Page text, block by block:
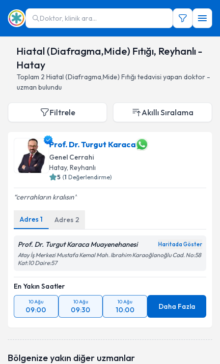
Doktor, klinik ara...
Hiatal (Diafragma,Mide) Fıtığı, Reyhanlı -
Hatay
Toplam 2 Hiatal (Diafragma,Mide) Fıtığı tedavisi yapan doktor -
uzman bulundu
Filtrele Akıllı Sıralama
Prof. Dr. Turgut Karaca
Genel Cerrahi
Hatay, Reyhanlı
5 (1 Değerlendirme)
cerrahların kralısın
Adres 1 Adres 2
Prof. Dr. Turgut Karaca Muayenehanesi Haritada Göster
Atay İş Merkezi Mustafa Kemal Mah. Ibrahim Karaoğlanoğlu Cad. No:58
Kat:10 Daire:57
En Yakın Saatler
10 Ağu
09:00
10 Ağu
09:30
10 Ağu
10:00 Daha Fazla
Bölgenize yakın diğer uzmanlar